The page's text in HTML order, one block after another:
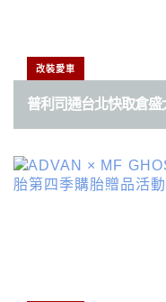
改裝愛車
普利司通台北快取倉盛